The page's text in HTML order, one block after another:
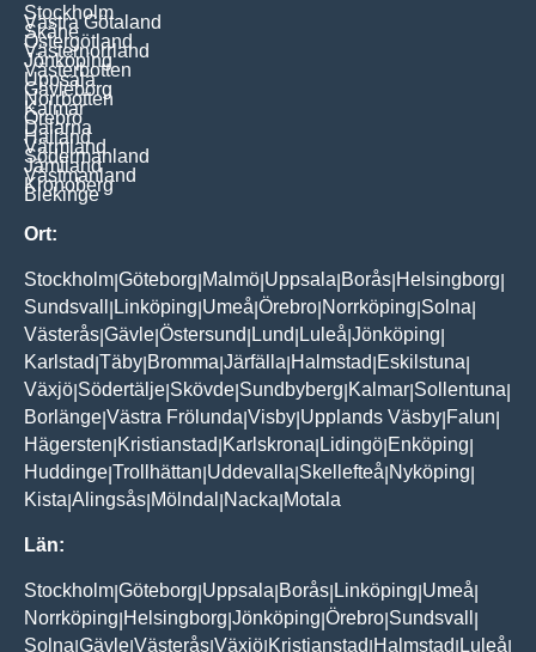
Stockholm
Västra Götaland
Skåne
Östergötland
Västernorrland
Jönköping
Västerbotten
Uppsala
Gävleborg
Norrbotten
Kalmar
Örebro
Dalarna
Halland
Värmland
Södermanland
Jämtland
Västmanland
Kronoberg
Blekinge
Ort:
Stockholm Göteborg Malmö Uppsala Borås Helsingborg
Sundsvall
Linköping Umeå Örebro Norrköping Solna
Västerås Gävle Östersund Lund Luleå Jönköping
Karlstad Täby Bromma Järfälla Halmstad Eskilstuna
Växjö Södertälje Skövde Sundbyberg Kalmar Sollentuna
Borlänge Västra Frölunda Visby Upplands Väsby Falun
Hägersten Kristianstad Karlskrona Lidingö Enköping
Huddinge Trollhättan Uddevalla Skellefteå Nyköping
Kista Alingsås Mölndal Nacka Motala
Län:
Stockholm Göteborg Uppsala Borås Linköping Umeå
Norrköping Helsingborg Jönköping Örebro Sundsvall
Solna Gävle Västerås Växjö Kristianstad Halmstad Luleå